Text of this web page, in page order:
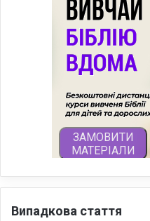
Випадкова стаття